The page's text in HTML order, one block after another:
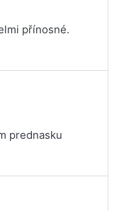
přínosné.
prednasku